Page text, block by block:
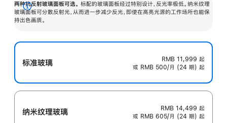
两种抗反射玻璃面板可选。 标配的玻璃面板经过特别设计，反光率极低。纳米纹理
玻璃面板可分散反射光，从而进一步减少反光，即使在高亮光源的工作场所也能保
持出色画质。
展
开
标准玻璃 RMB 11,999 起
或 RMB 500/月 (24 期) 起
纳米纹理玻璃 RMB 14,499 起
或 RMB 605/月 (24 期) 起